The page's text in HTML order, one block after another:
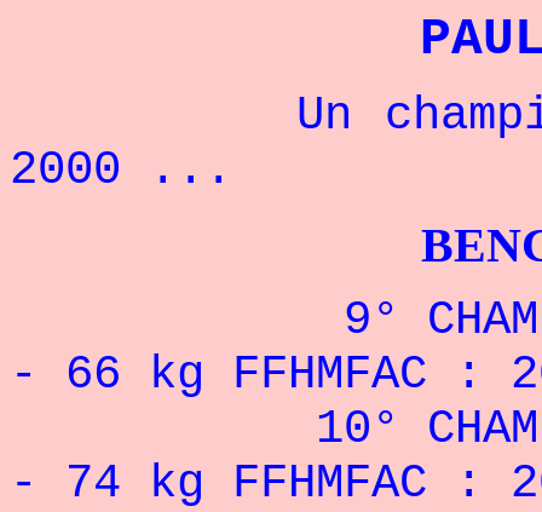
Un champion
2000 ...
9°
- 66 kg FFHMFAC :
10°
- 74 kg FFHMFAC :